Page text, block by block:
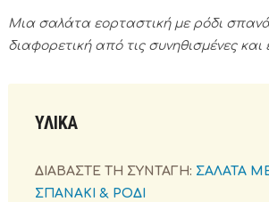
Μια σαλάτα εορταστική με ρόδι
διαφορετική από τις συνηθισμένες και
ΥΛΙΚΑ
ΔΙΑΒΑΣΤΕ ΤΗ ΣΥΝΤΑΓΗ: ΣΑΛΑΤΑ
ΣΠΑΝΑΚΙ & ΡΟΔΙ